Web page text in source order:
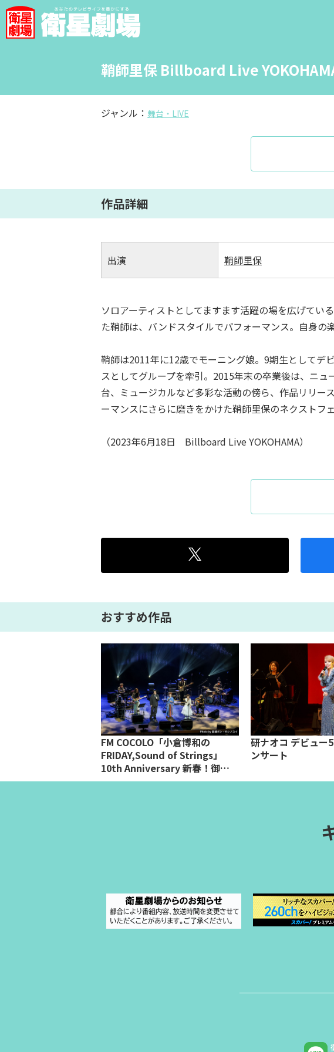
鞘師里保 Billboard Live
ジャンル： 舞台・LIVE
作品詳細
出演 鞘師里保
ソロアーティストとしてますます活躍の場を広げて
た鞘師は、バンドスタイルでパフォーマンス。自身の
鞘師は2011年に12歳でモーニング娘。9期生としてデ
スとしてグループを牽引。2015年末の卒業後は、ニ
台、ミュージカルなど多彩な活動の傍ら、作品リリー
ーマンスにさらに磨きをかけた鞘師里保のネクストフ
（2023年6月18日 Billboard Live YOKOHAMA）
おすすめ作品
FM COCOLO「小倉博和の
FRIDAY,Sound of Strings」
10th Anniversary 新春！御
COCOLO尽くし
研ナオコ デビュー
ンサート